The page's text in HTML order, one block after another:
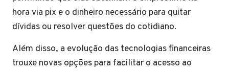
hora via pix e o dinheiro necessário para quitar
dívidas ou resolver questões do cotidiano.
Além disso, a evolução das tecnologias financeiras
trouxe novas opções para facilitar o acesso ao